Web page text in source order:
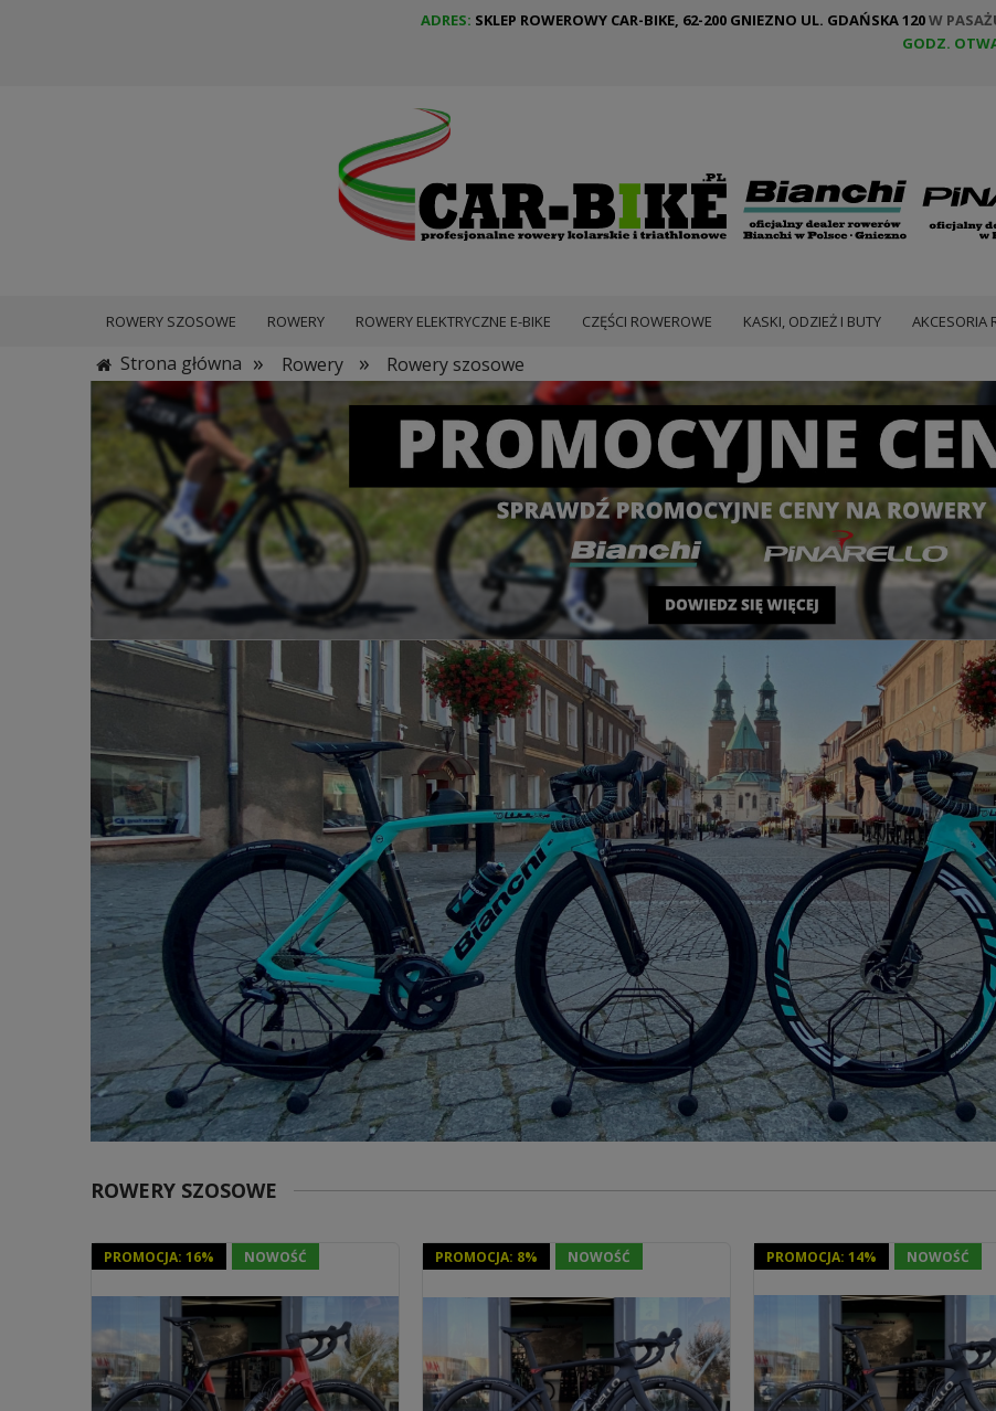
ADRES: SKLEP ROWEROWY CAR-BIKE, 62-200 GNIEZNO UL. GDAŃSKA 120W
GODZ.
ROWERY SZOSOWE ROWERY ROWERY ELEKTRYCZNE E-BIKE CZĘŚCI ROWEROWE KASKI, ODZIEŻ I BUTY AKCESORIA
Strona główna » Rowery » Rowery szosowe
ROWERY SZOSOWE
PROMOCJA: 16% NOWOŚĆ PROMOCJA: 8% NOWOŚĆ PROMOCJA: 14% NOWOŚĆ